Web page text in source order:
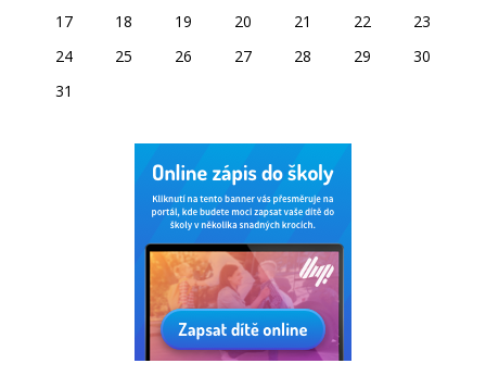
17
18 19 20 21 22
23
24
25 26 27 28 29
30
31